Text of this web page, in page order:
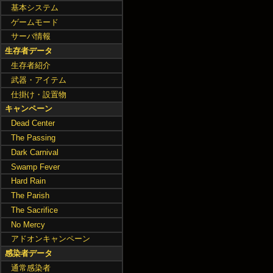
基本システム
ゲームモード
サーバ情報
生存者データ
生存者紹介
武器・アイテム
仕掛け・設置物
キャンペーン
Dead Center
The Passing
Dark Carnival
Swamp Fever
Hard Rain
The Parish
The Sacrifice
No Mercy
アドオンキャンペーン
感染者データ
通常感染者